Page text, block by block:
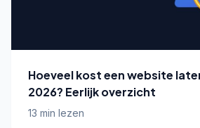
Hoeveel kost een website
2026? Eerlijk overzicht
13 min lezen